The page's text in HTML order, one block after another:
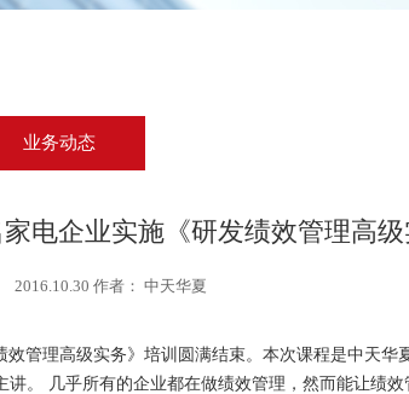
业务动态
电企业实施《研发绩效管理高
2016.10.30 作者： 中天华夏
管理高级实务》培训圆满结束。本次课程是中天
。 几乎所有的企业都在做绩效管理，然而能让绩